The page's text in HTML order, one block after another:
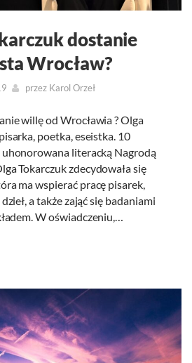
dostanie
Wrocław?
przez Karol Orzeł
willę od Wrocławia ? Olga
poetka, eseistka. 10
uhonorowana literacką Nagrodą
Tokarczuk zdecydowała się
ma wspierać pracę pisarek,
a także zająć się badaniami
W oświadczeniu,…